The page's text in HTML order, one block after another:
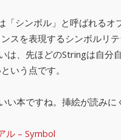
「シンボル」と呼ばれる
スを表現するシンボルリ
は、先ほどのStringは自分
いう点です。
い本ですね。挿絵が読みに
ル – Symbol